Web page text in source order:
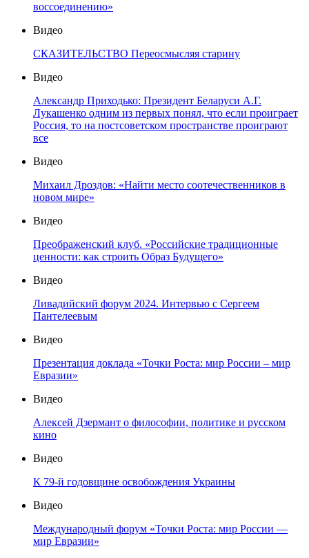
воссоединению»
Видео
СКАЗИТЕЛЬСТВО Переосмысляя старину
Видео
Александр Приходько: Президент Беларуси А.Г.
Лукашенко одним из первых понял, что если проиграет
Россия, то на постсоветском пространстве проиграют
все
Видео
Михаил Дроздов: «Найти место соотечественников в
новом мире»
Видео
Преображенский клуб. «Российские традиционные
ценности: как строить Образ Будущего»
Видео
Ливадийский форум 2024. Интервью с Сергеем
Пантелеевым
Видео
Презентация доклада «Точки Роста: мир России – мир
Евразии»
Видео
Алексей Дзермант о философии, политике и русском
кино
Видео
К 79-й годовщине освобождения Украины
Видео
Международный форум «Точки Роста: мир России —
мир Евразии»